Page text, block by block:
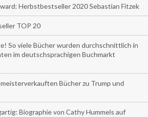
Herbstbestseller 2020 Sebastian Fitzek
TOP 20
So viele Bücher wurden durchschnittlich in
im deutschsprachigen Buchmarkt
Bücher zu Trump und
Biographie von Cathy Hummels auf